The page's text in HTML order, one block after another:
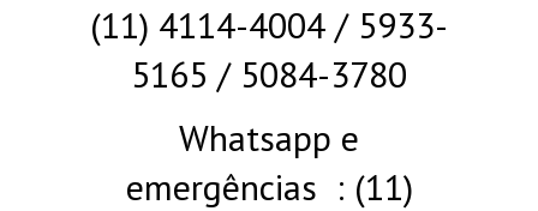
(11) 4114-4004 / 5933-
5165 / 5084-3780
Whatsapp e
emergências : (11)